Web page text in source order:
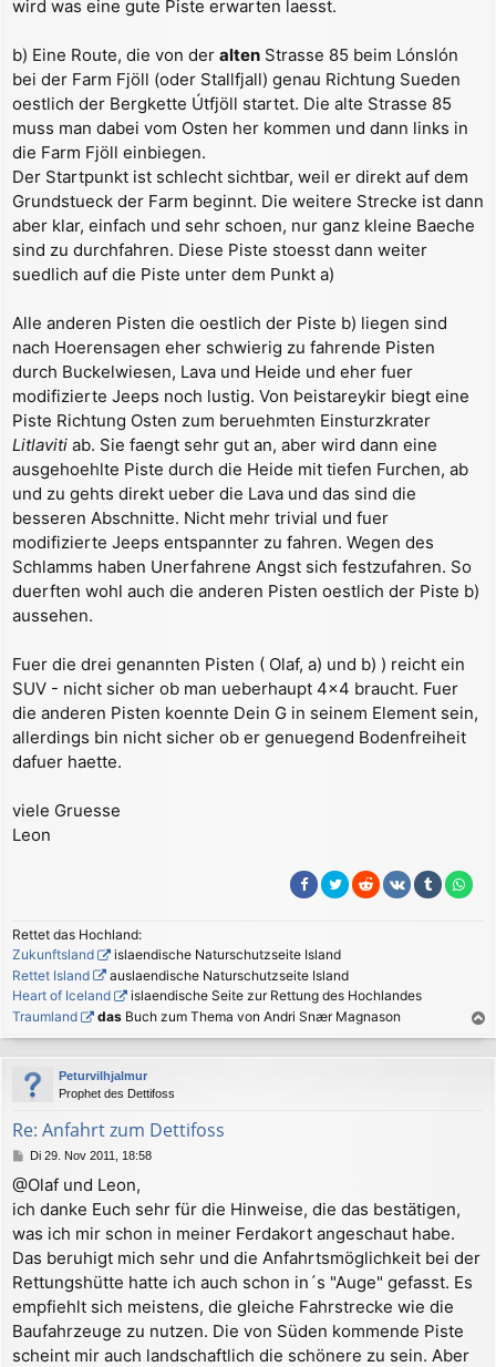
wird was eine gute Piste erwarten laesst.
b) Eine Route, die von der alten Strasse 85 beim Lónslón
bei der Farm Fjöll (oder Stallfjall) genau Richtung Sueden
oestlich der Bergkette Útfjöll startet. Die alte Strasse 85
muss man dabei vom Osten her kommen und dann links in
die Farm Fjöll einbiegen.
Der Startpunkt ist schlecht sichtbar, weil er direkt auf dem
Grundstueck der Farm beginnt. Die weitere Strecke ist dann
aber klar, einfach und sehr schoen, nur ganz kleine Baeche
sind zu durchfahren. Diese Piste stoesst dann weiter
suedlich auf die Piste unter dem Punkt a)
Alle anderen Pisten die oestlich der Piste b) liegen sind
nach Hoerensagen eher schwierig zu fahrende Pisten
durch Buckelwiesen, Lava und Heide und eher fuer
modifizierte Jeeps noch lustig. Von Þeistareykir biegt eine
Piste Richtung Osten zum beruehmten Einsturzkrater
Litlaviti ab. Sie faengt sehr gut an, aber wird dann eine
ausgehoehlte Piste durch die Heide mit tiefen Furchen, ab
und zu gehts direkt ueber die Lava und das sind die
besseren Abschnitte. Nicht mehr trivial und fuer
modifizierte Jeeps entspannter zu fahren. Wegen des
Schlamms haben Unerfahrene Angst sich festzufahren. So
duerften wohl auch die anderen Pisten oestlich der Piste b)
aussehen.
Fuer die drei genannten Pisten ( Olaf, a) und b) ) reicht ein
SUV - nicht sicher ob man ueberhaupt 4x4 braucht. Fuer
die anderen Pisten koennte Dein G in seinem Element sein,
allerdings bin nicht sicher ob er genuegend Bodenfreiheit
dafuer haette.
viele Gruesse
Leon
Rettet das Hochland:
Zukunftsland
islaendische Naturschutzseite Island
Rettet Island
auslaendische Naturschutzseite Island
Heart of Iceland
islaendische Seite zur Rettung des Hochlandes
Traumland
das Buch zum Thema von Andri Snær Magnason
a
c
Peturvilhjalmur
Prophet des Dettifoss
Re: Anfahrt zum Dettifoss
B
i
t
a
g
Di 29. Nov 2011, 18:58
@Olaf und Leon,
ich danke Euch sehr für die Hinweise, die das bestätigen,
was ich mir schon in meiner Ferdakort angeschaut habe.
Das beruhigt mich sehr und die Anfahrtsmöglichkeit bei der
Rettungshütte hatte ich auch schon in´s "Auge" gefasst. Es
empfiehlt sich meistens, die gleiche Fahrstrecke wie die
Baufahrzeuge zu nutzen. Die von Süden kommende Piste
scheint mir auch landschaftlich die schönere zu sein. Aber